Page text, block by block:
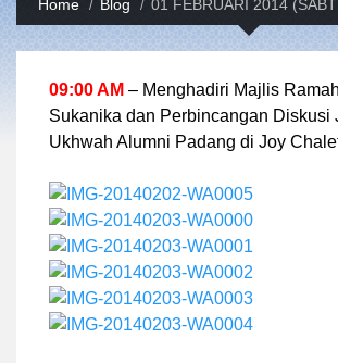
Home Blog 01 FEBRUARI 2014
09:00 AM – Menghadiri Majlis
Sukanika dan Perbincangan Diskusi
Ukhwah Alumni Padang di Joy